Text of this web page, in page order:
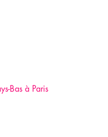
Bas à Paris